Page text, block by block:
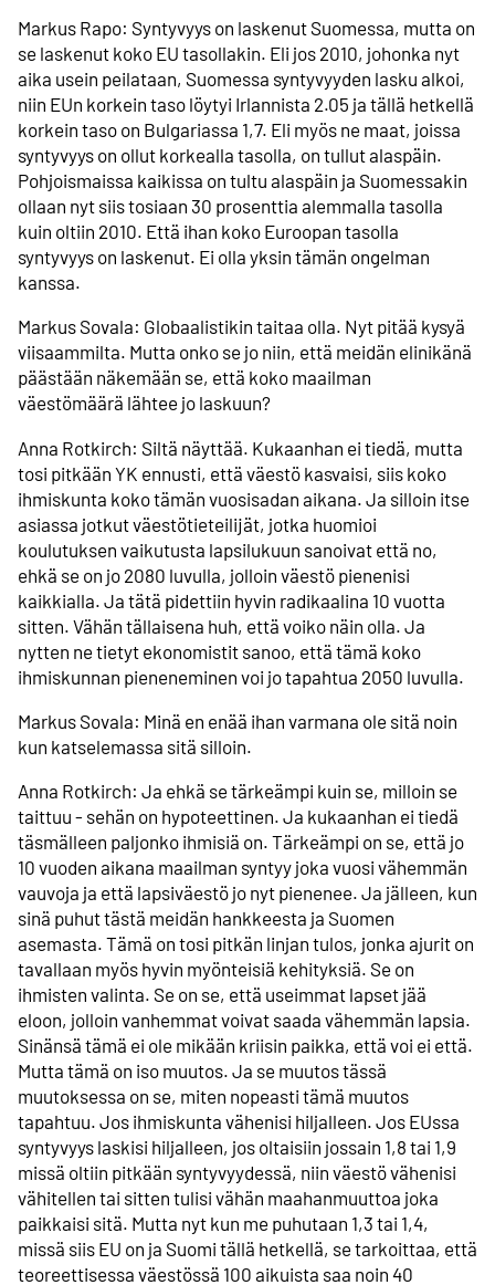
Markus Rapo: Syntyvyys on laskenut Suomessa, mutta on
se laskenut koko EU tasollakin. Eli jos 2010, johonka nyt
aika usein peilataan, Suomessa syntyvyyden lasku alkoi,
niin EUn korkein taso löytyi Irlannista 2.05 ja tällä hetkellä
korkein taso on Bulgariassa 1,7. Eli myös ne maat, joissa
syntyvyys on ollut korkealla tasolla, on tullut alaspäin.
Pohjoismaissa kaikissa on tultu alaspäin ja Suomessakin
ollaan nyt siis tosiaan 30 prosenttia alemmalla tasolla
kuin oltiin 2010. Että ihan koko Euroopan tasolla
syntyvyys on laskenut. Ei olla yksin tämän ongelman
kanssa.
Markus Sovala: Globaalistikin taitaa olla. Nyt pitää kysyä
viisaammilta. Mutta onko se jo niin, että meidän elinikänä
päästään näkemään se, että koko maailman
väestömäärä lähtee jo laskuun?
Anna Rotkirch: Siltä näyttää. Kukaanhan ei tiedä, mutta
tosi pitkään YK ennusti, että väestö kasvaisi, siis koko
ihmiskunta koko tämän vuosisadan aikana. Ja silloin itse
asiassa jotkut väestötieteilijät, jotka huomioi
koulutuksen vaikutusta lapsilukuun sanoivat että no,
ehkä se on jo 2080 luvulla, jolloin väestö pienenisi
kaikkialla. Ja tätä pidettiin hyvin radikaalina 10 vuotta
sitten. Vähän tällaisena huh, että voiko näin olla. Ja
nytten ne tietyt ekonomistit sanoo, että tämä koko
ihmiskunnan pieneneminen voi jo tapahtua 2050 luvulla.
Markus Sovala: Minä en enää ihan varmana ole sitä noin
kun katselemassa sitä silloin.
Anna Rotkirch: Ja ehkä se tärkeämpi kuin se, milloin se
taittuu - sehän on hypoteettinen. Ja kukaanhan ei tiedä
täsmälleen paljonko ihmisiä on. Tärkeämpi on se, että jo
10 vuoden aikana maailman syntyy joka vuosi vähemmän
vauvoja ja että lapsiväestö jo nyt pienenee. Ja jälleen, kun
sinä puhut tästä meidän hankkeesta ja Suomen
asemasta. Tämä on tosi pitkän linjan tulos, jonka ajurit on
tavallaan myös hyvin myönteisiä kehityksiä. Se on
ihmisten valinta. Se on se, että useimmat lapset jää
eloon, jolloin vanhemmat voivat saada vähemmän lapsia.
Sinänsä tämä ei ole mikään kriisin paikka, että voi ei että.
Mutta tämä on iso muutos. Ja se muutos tässä
muutoksessa on se, miten nopeasti tämä muutos
tapahtuu. Jos ihmiskunta vähenisi hiljalleen. Jos EUssa
syntyvyys laskisi hiljalleen, jos oltaisiin jossain 1,8 tai 1,9
missä oltiin pitkään syntyvyydessä, niin väestö vähenisi
vähitellen tai sitten tulisi vähän maahanmuuttoa joka
paikkaisi sitä. Mutta nyt kun me puhutaan 1,3 tai 1,4,
missä siis EU on ja Suomi tällä hetkellä, se tarkoittaa, että
teoreettisessa väestössä 100 aikuista saa noin 40